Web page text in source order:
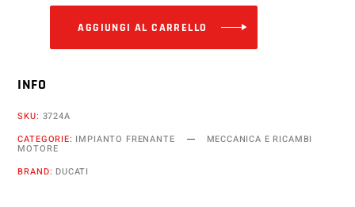
AGGIUNGI AL CARRELLO
INFO
SKU: 3724A
CATEGORIE: IMPIANTO FRENANTE MECCANICA E RICAMBI
MOTORE
BRAND: DUCATI